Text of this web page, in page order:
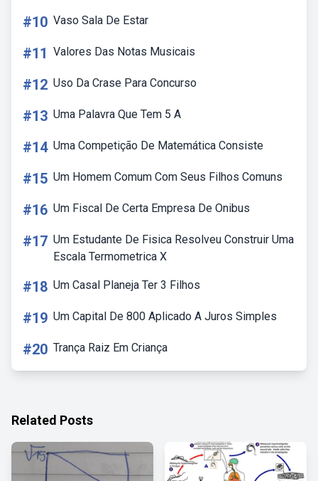
#10 Vaso Sala De Estar
#11 Valores Das Notas Musicais
#12 Uso Da Crase Para Concurso
#13 Uma Palavra Que Tem 5 A
#14 Uma Competição De Matemática Consiste
#15 Um Homem Comum Com Seus Filhos Comuns
#16 Um Fiscal De Certa Empresa De Onibus
#17 Um Estudante De Fisica Resolveu Construir Uma
Escala Termometrica X
#18 Um Casal Planeja Ter 3 Filhos
#19 Um Capital De 800 Aplicado A Juros Simples
#20 Trança Raiz Em Criança
Related Posts